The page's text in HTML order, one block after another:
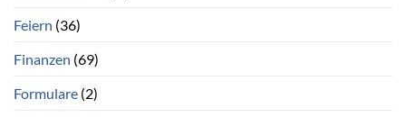
Feiern (36)
Finanzen (69)
Formulare (2)